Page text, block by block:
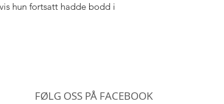
hun fortsatt hadde bodd i
FØLG OSS PÅ FACEBOOK